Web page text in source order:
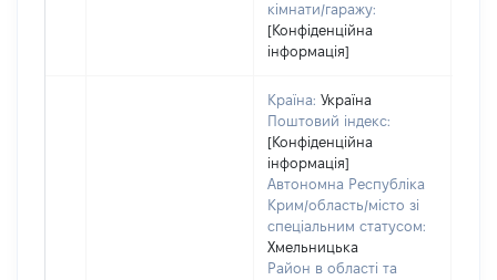
кімнати/гаражу:
[Конфіденційна
інформація]
Країна: Україна
Поштовий індекс:
[Конфіденційна
інформація]
Автономна Республіка
Крим/область/місто зі
спеціальним статусом:
Хмельницька
Район в області та